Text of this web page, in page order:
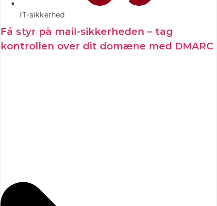
IT-sikkerhed
Få styr på mail-sikkerheden – tag
kontrollen over dit domæne med DMARC